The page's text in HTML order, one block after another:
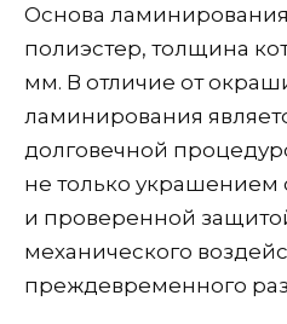
Основа
полиэстер, толщина
мм. В отличие от
ламинирования
долговечной
не только украшением
и проверенной
механического
преждевременного